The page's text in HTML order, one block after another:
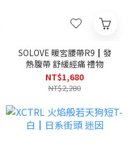
SOLOVE 暖宮腰帶R9┃發
熱腹帶 舒緩經痛 禮物
NT$1,680
NT$2,280